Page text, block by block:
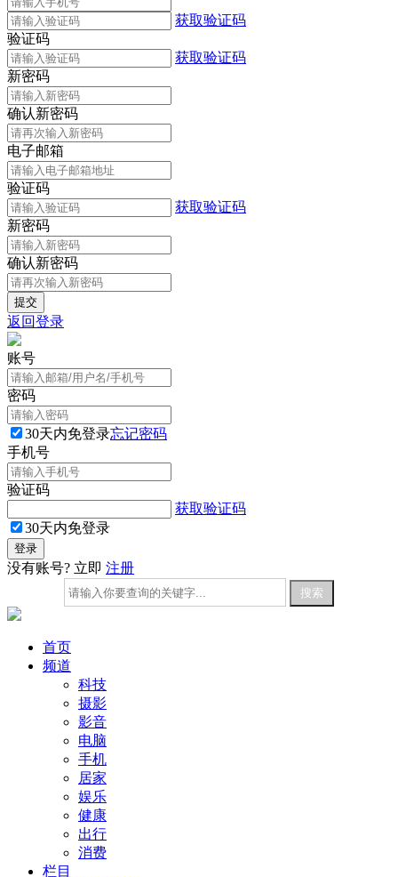
获取验证码
验证码
获取验证码
新密码
确认新密码
电子邮箱
验证码
获取验证码
新密码
确认新密码
返回登录
账号
密码
30天内免登录忘记密码
手机号
验证码
获取验证码
30天内免登录
没有账号? 立即 注册
首页
频道
科技
摄影
影音
电脑
手机
居家
娱乐
健康
出行
消费
栏目